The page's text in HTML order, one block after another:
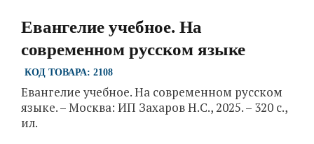
Евангелие учебное. На
современном русском языке
КОД ТОВАРА: 2108
Евангелие учебное. На современном русском
языке. – Москва: ИП Захаров Н.С., 2025. – 320 с.,
ил.